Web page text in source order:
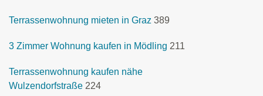
Terrassenwohnung mieten in Graz 389
3 Zimmer Wohnung kaufen in Mödling 211
Terrassenwohnung kaufen nähe
Wulzendorfstraße 224